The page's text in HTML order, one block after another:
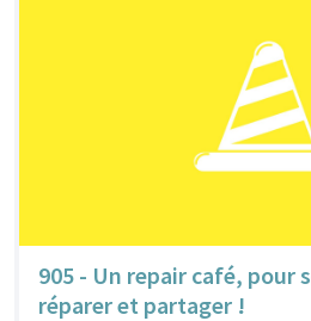
905 - Un repair café, pour
réparer et partager !